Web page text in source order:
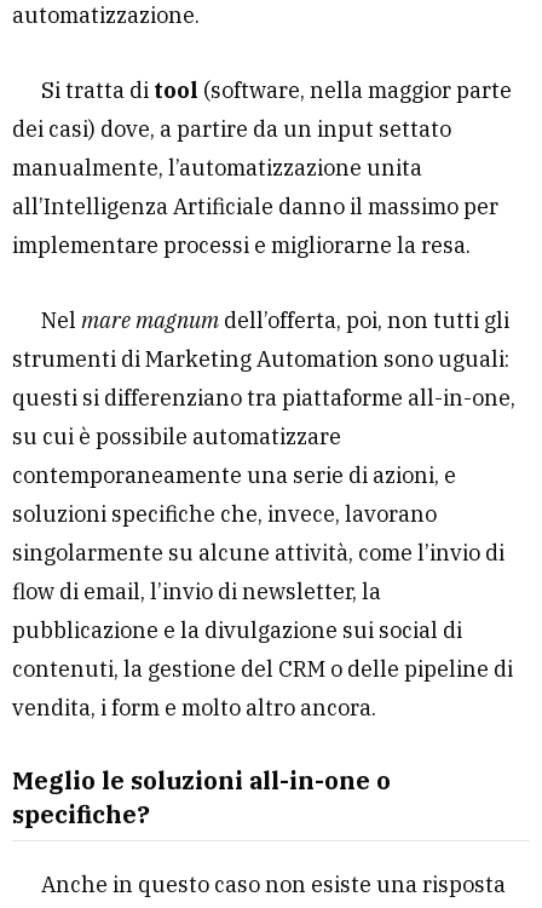
automatizzazione.
Si tratta di tool (software, nella maggior parte
dei casi) dove, a partire da un input settato
manualmente, l’automatizzazione unita
all’Intelligenza Artificiale danno il massimo per
implementare processi e migliorarne la resa.
Nel mare magnum dell’offerta, poi, non tutti gli
strumenti di Marketing Automation sono uguali:
questi si differenziano tra piattaforme all-in-one,
su cui è possibile automatizzare
contemporaneamente una serie di azioni, e
soluzioni specifiche che, invece, lavorano
singolarmente su alcune attività, come l’invio di
flow di email, l’invio di newsletter, la
pubblicazione e la divulgazione sui social di
contenuti, la gestione del CRM o delle pipeline di
vendita, i form e molto altro ancora.
Meglio le soluzioni all-in-one o
specifiche?
Anche in questo caso non esiste una risposta